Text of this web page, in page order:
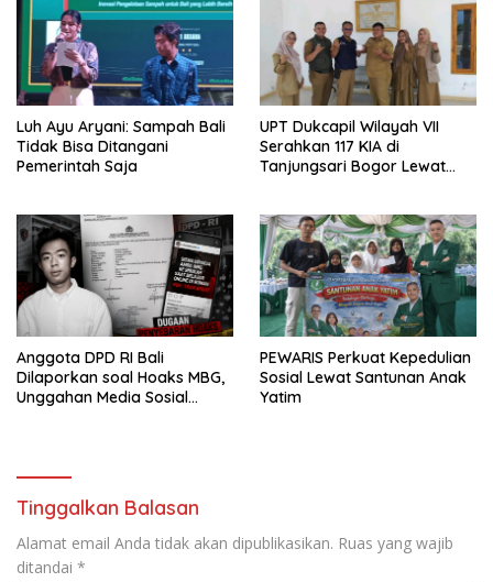
Luh Ayu Aryani: Sampah Bali
Tidak Bisa Ditangani
Pemerintah Saja
UPT Dukcapil Wilayah VII
Serahkan 117 KIA di
Tanjungsari Bogor Lewat
Anggota DPD RI Bali
Dilaporkan soal Hoaks MBG,
Unggahan Media Sosial
PEWARIS Perkuat Kepedulian
Sosial Lewat Santunan Anak
Yatim
Tinggalkan Balasan
Alamat email Anda tidak akan dipublikasikan. Ruas yang wajib
ditandai *